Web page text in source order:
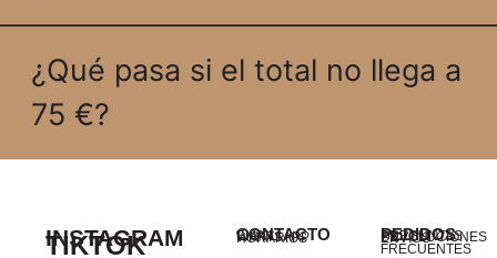
¿Qué pasa si el total no llega a
75 €?
INSTAGRAM
TIKTOK CONTACTO
HORARIOS
WHATSAPP
EMAIL PEDIDOS
ENVÍOS
DEVOLUCIONES
PREGUNTAS
FRECUENTES